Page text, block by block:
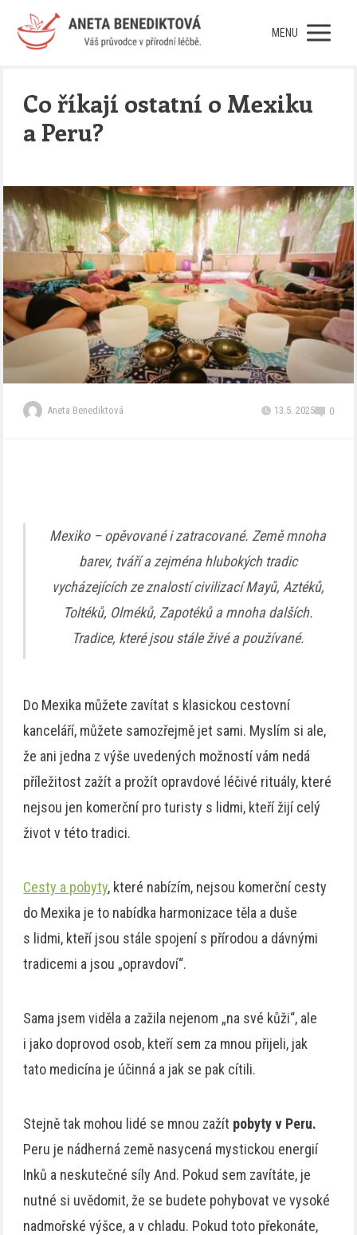
MENU
Co říkají ostatní o Mexiku
a Peru?
Aneta Benediktová 13.5. 2025 0
Mexiko – opěvované i zatracované. Země mnoha
barev, tváří a zejména hlubokých tradic
vycházejících ze znalostí civilizací Mayů, Aztéků,
Toltéků, Olméků, Zapotéků a mnoha dalších.
Tradice, které jsou stále živé a používané.
Do Mexika můžete zavítat s klasickou cestovní
kanceláří, můžete samozřejmě jet sami. Myslím si ale,
že ani jedna z výše uvedených možností vám nedá
příležitost zažít a prožít opravdové léčivé rituály, které
nejsou jen komerční pro turisty s lidmi, kteří žijí celý
život v této tradici.
Cesty a pobyty, které nabízím, nejsou komerční cesty
do Mexika je to nabídka harmonizace těla a duše
s lidmi, kteří jsou stále spojení s přírodou a dávnými
tradicemi a jsou „opravdoví“.
Sama jsem viděla a zažila nejenom „na své kůži“, ale
i jako doprovod osob, kteří sem za mnou přijeli, jak
tato medicína je účinná a jak se pak cítili.
Stejně tak mohou lidé se mnou zažít pobyty v Peru.
Peru je nádherná země nasycená mystickou energií
Inků a neskutečné síly And. Pokud sem zavítáte, je
nutné si uvědomit, že se budete pohybovat ve vysoké
nadmořské výšce, a v chladu. Pokud toto překonáte,